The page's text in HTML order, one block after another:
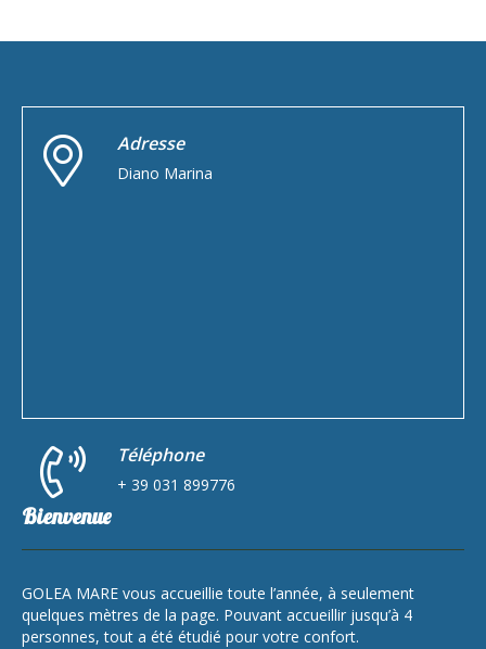
Adresse
Diano Marina
Téléphone
+ 39 031 899776
Bienvenue
GOLEA MARE vous accueillie toute l’année, à seulement
quelques mètres de la page. Pouvant accueillir jusqu’à 4
personnes, tout a été étudié pour votre confort.